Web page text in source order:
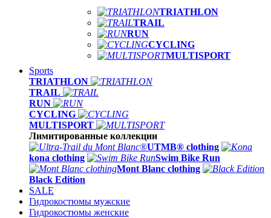
TRIATHLON
TRAIL
RUN
CYCLING
MULTISPORT
Sports
TRIATHLON
TRAIL
RUN
CYCLING
MULTISPORT
Лимитированные коллекции
UTMB® clothing
kona clothing
Swim Bike Run
Mont Blanc clothing
Black Edition
SALE
Гидрокостюмы мужские
Гидрокостюмы женские